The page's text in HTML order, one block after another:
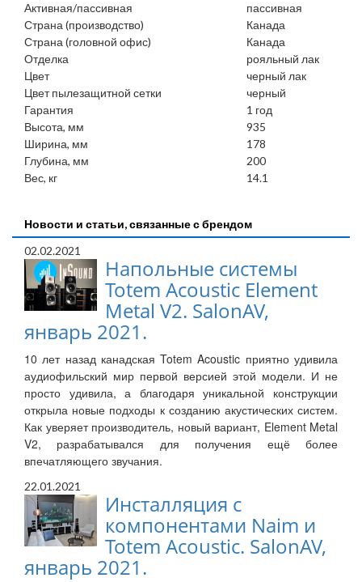
Активная/пассивная
пассивная
Страна (производство)
Канада
Страна (головной офис)
Канада
Отделка
рояльный лак
Цвет
черный лак
Цвет пылезащитной сетки
черный
Гарантия
1 год
Высота, мм
935
Ширина, мм
178
Глубина, мм
200
Вес, кг
14.1
Новости и статьи, связанные с брендом
02.02.2021
Напольные системы
Totem Acoustic Element
Metal V2. SalonAV,
январь 2021.
10 лет назад канадская Totem Acoustic приятно удивила
аудиофильский мир первой версией этой модели. И не
просто удивила, а благодаря уникальной конструкции
открыла новые подходы к созданию акустических систем.
Как уверяет производитель, новый вариант, Element Metal
V2, разрабатывался для получения ещё более
впечатляющего звучания.
22.01.2021
Инсталляция с
компонентами Naim и
Totem Acoustic. SalonAV,
январь 2021.